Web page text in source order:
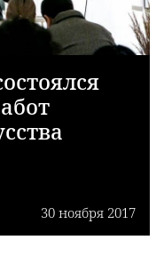
30 ноября 2017